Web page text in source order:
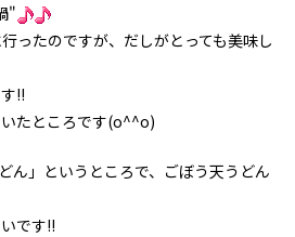
"
ったのですが、だしがとっても美味し
!!
たところです(o^^o)
ん」というところで、ごぼう天うどん
です!!